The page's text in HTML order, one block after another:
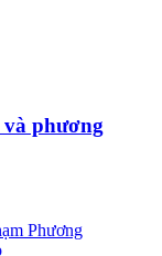
phương